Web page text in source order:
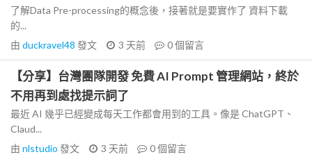
了解Data Pre-processing的概念後，接著就是要實作了 資料下載
的...
由 duckravel48 發文 3 天前 0個留言
【分享】台灣團隊開發 免費 AI Prompt 管理網站，終於
不用再到處找提示詞了
最近 AI 幾乎已經變成每天工作都會用到的工具。像是 ChatGPT、
Claud...
由 nlstudio 發文 3 天前 0個留言